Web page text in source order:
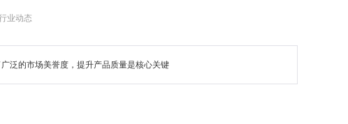
业动态
泛的市场美誉度，提升产品质量是核心关键